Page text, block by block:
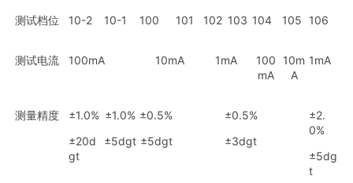
测试档位 10-2 10-1 100 101 102 103 104 105 106
测试电流 100mA 10mA 1mA
100
mA
10m
A
1mA
测量精度
±1.0%
±20d
gt
±1.0%
±5dgt
±0.5%
±5dgt
±0.5%
±3dgt
±2.
0%
±5dg
t